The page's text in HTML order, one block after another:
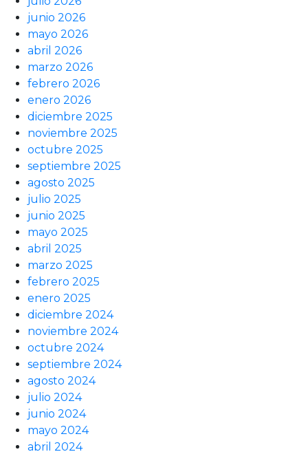
junio 2026
mayo 2026
abril 2026
marzo 2026
febrero 2026
enero 2026
diciembre 2025
noviembre 2025
octubre 2025
septiembre 2025
agosto 2025
julio 2025
junio 2025
mayo 2025
abril 2025
marzo 2025
febrero 2025
enero 2025
diciembre 2024
noviembre 2024
octubre 2024
septiembre 2024
agosto 2024
julio 2024
junio 2024
mayo 2024
abril 2024